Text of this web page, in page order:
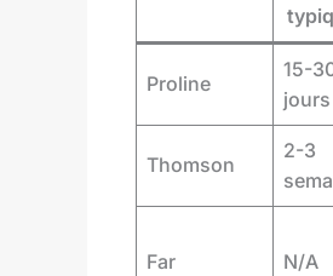
Proline
15-
jours
Thomson
2-3
Far N/A